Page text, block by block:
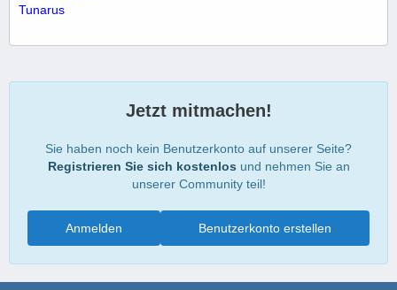
Tunarus
Jetzt mitmachen!
Sie haben noch kein Benutzerkonto auf unserer Seite?
Registrieren Sie sich kostenlos und nehmen Sie an
unserer Community teil!
Benutzerkonto erstellen
Anmelden